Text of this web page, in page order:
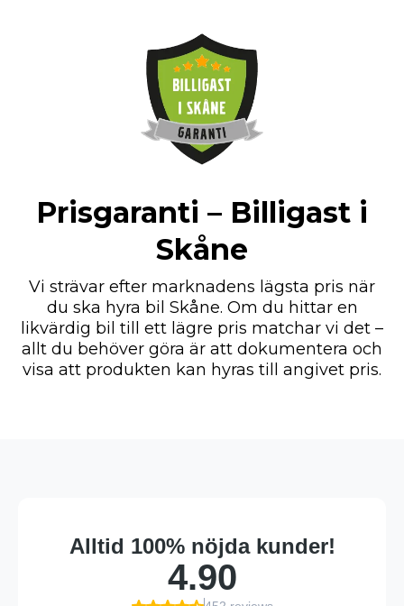
Prisgaranti – Billigast i
Skåne
Vi strävar efter marknadens lägsta pris när
du ska hyra bil Skåne. Om du hittar en
likvärdig bil till ett lägre pris matchar vi det –
allt du behöver göra är att dokumentera och
visa att produkten kan hyras till angivet pris.